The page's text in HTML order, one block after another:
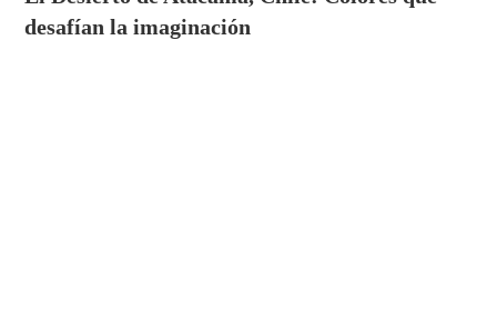
desafían la imaginación